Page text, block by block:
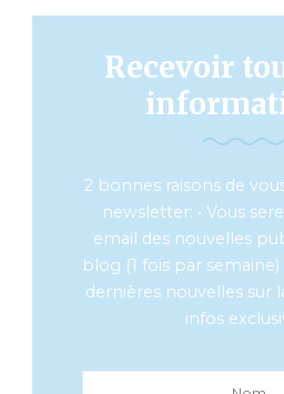
Recevoir
2 bonnes raisons de
newsletter: • Vous
email des nouvelles
blog (1 fois par semaine)
dernières nouvelles sur
infos